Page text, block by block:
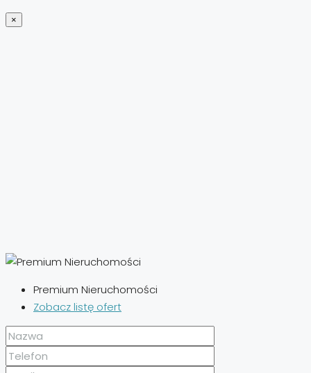
×
Premium Nieruchomości
Zobacz listę ofert